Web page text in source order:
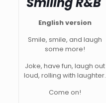
English version
Smile, smile, and laugh
some more!
Joke, have fun, laugh out
loud, rolling with laughter.
Come on!